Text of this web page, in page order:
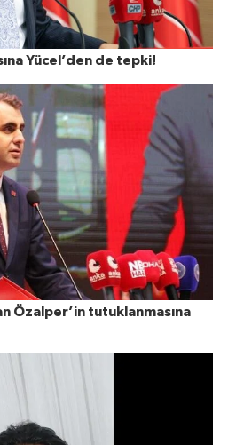
Yücel’den de tepki!
Özalper’in tutuklanmasına